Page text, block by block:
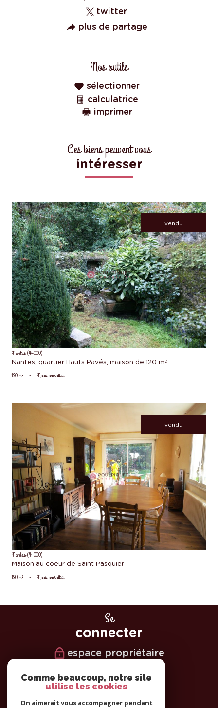
twitter
plus de partage
Nos outils
sélectionner
calculatrice
imprimer
Ces biens peuvent vous
intéresser
vendu
voir le bien
Nantes (44000)
Nantes, quartier Hauts Pavés, maison de 120 m²
120 m²
- Nous consulter
vendu
voir le bien
Nantes (44000)
Maison au coeur de Saint Pasquier
130 m²
- Nous consulter
Se
connecter
espace propriétaire
Nous
suivre
Comme beaucoup, notre site
utilise les cookies
On aimerait vous accompagner pendant